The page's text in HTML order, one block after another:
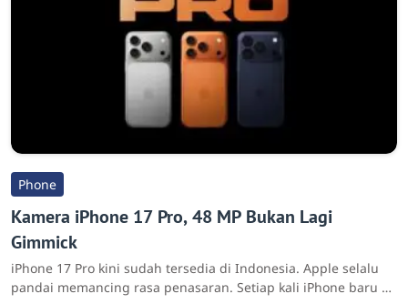
Phone
Kamera iPhone 17 Pro, 48 MP Bukan Lagi
Gimmick
iPhone 17 Pro kini sudah tersedia di Indonesia. Apple selalu
pandai memancing rasa penasaran. Setiap kali iPhone baru …